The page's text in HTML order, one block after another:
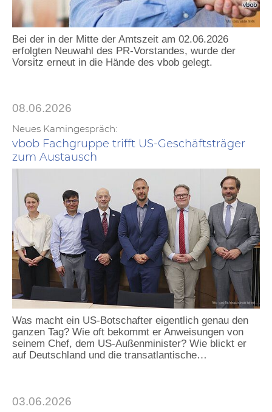
Bei der in der Mitte der Amtszeit am 02.06.2026
erfolgten Neuwahl des PR-Vorstandes, wurde der
Vorsitz erneut in die Hände des vbob gelegt.
08.06.2026
Neues Kamingespräch:
vbob Fachgruppe trifft US-Geschäftsträger
zum Austausch
Was macht ein US-Botschafter eigentlich genau den
ganzen Tag? Wie oft bekommt er Anweisungen von
seinem Chef, dem US-Außenminister? Wie blickt er
auf Deutschland und die transatlantische…
03.06.2026